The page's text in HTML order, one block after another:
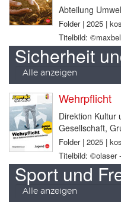
Abteilung
Folder | 2025 |
Titelbild:
Sicherheit
Alle anzeigen
Wehrpflicht
Direktion Kultur
Gesellschaft,
Folder | 2025 |
Titelbild: ©olaser
Sport und
Alle anzeigen